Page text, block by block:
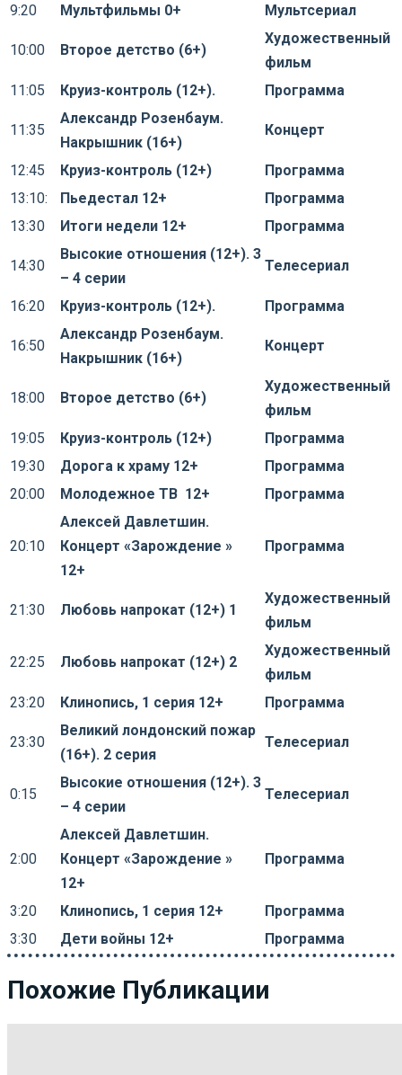
9:20
Мультфильмы 0+ Мультсериал
10:00 Второе детство (6+)
Художественный
фильм
11:05
Круиз-контроль (12+). Программа
11:35
Александр Розенбаум.
Накрышник (16+)
Концерт
12:45 Круиз-контроль (12+)
Программа
13:10:
Пьедестал 12+
Программа
13:30
Итоги недели 12+ Программа
14:30
Высокие отношения (12+). 3
– 4 серии
Телесериал
16:20 Круиз-контроль (12+). Программа
16:50
Александр Розенбаум.
Накрышник (16+)
Концерт
18:00 Второе детство (6+)
Художественный
фильм
19:05
Круиз-контроль (12+)
Программа
19:30
Дорога к храму 12+
Программа
20:00
Молодежное ТВ 12+ Программа
20:10
Алексей Давлетшин.
Концерт «Зарождение »
12+
Программа
21:30 Любовь напрокат (12+) 1
Художественный
фильм
22:25 Любовь напрокат (12+) 2
Художественный
фильм
23:20
Клинопись, 1 серия 12+ Программа
23:30
Великий лондонский пожар
(16+). 2 серия
Телесериал
0:15
Высокие отношения (12+). 3
– 4 серии
Телесериал
2:00
Алексей Давлетшин.
Концерт «Зарождение »
12+
Программа
3:20 Клинопись, 1 серия 12+
Программа
3:30
Дети войны 12+ Программа
Похожие Публикации